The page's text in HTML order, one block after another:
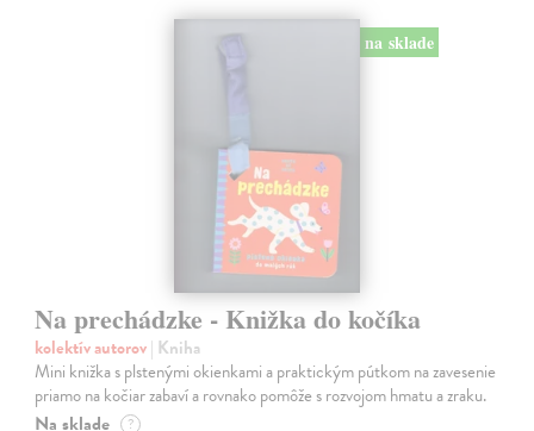
na sklade
Na prechádzke - Knižka do kočíka
kolektív autorov| Kniha
Mini knižka s plstenými okienkami a praktickým pútkom na zavesenie
priamo na kočiar zabaví a rovnako pomôže s rozvojom hmatu a zraku.
Na sklade ?